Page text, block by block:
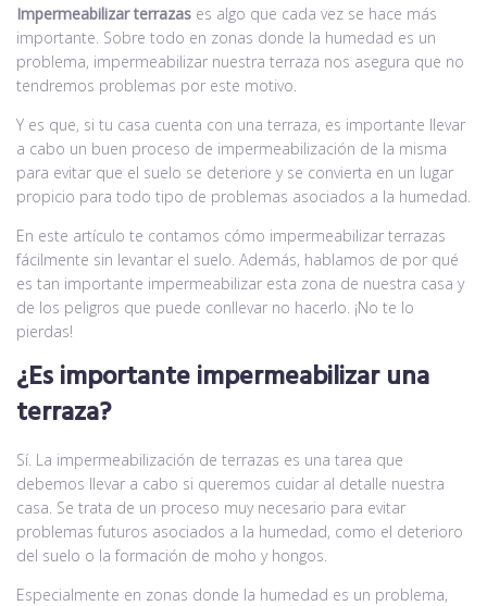
Impermeabilizar terrazas es algo que cada vez se hace más
importante. Sobre todo en zonas donde la humedad es un
problema, impermeabilizar nuestra terraza nos asegura que no
tendremos problemas por este motivo.
Y es que, si tu casa cuenta con una terraza, es importante llevar
a cabo un buen proceso de impermeabilización de la misma
para evitar que el suelo se deteriore y se convierta en un lugar
propicio para todo tipo de problemas asociados a la humedad.
En este artículo te contamos cómo impermeabilizar terrazas
fácilmente sin levantar el suelo. Además, hablamos de por qué
es tan importante impermeabilizar esta zona de nuestra casa y
de los peligros que puede conllevar no hacerlo. ¡No te lo
pierdas!
¿Es importante impermeabilizar una
terraza?
Sí. La impermeabilización de terrazas es una tarea que
debemos llevar a cabo si queremos cuidar al detalle nuestra
casa. Se trata de un proceso muy necesario para evitar
problemas futuros asociados a la humedad, como el deterioro
del suelo o la formación de moho y hongos.
Especialmente en zonas donde la humedad es un problema,